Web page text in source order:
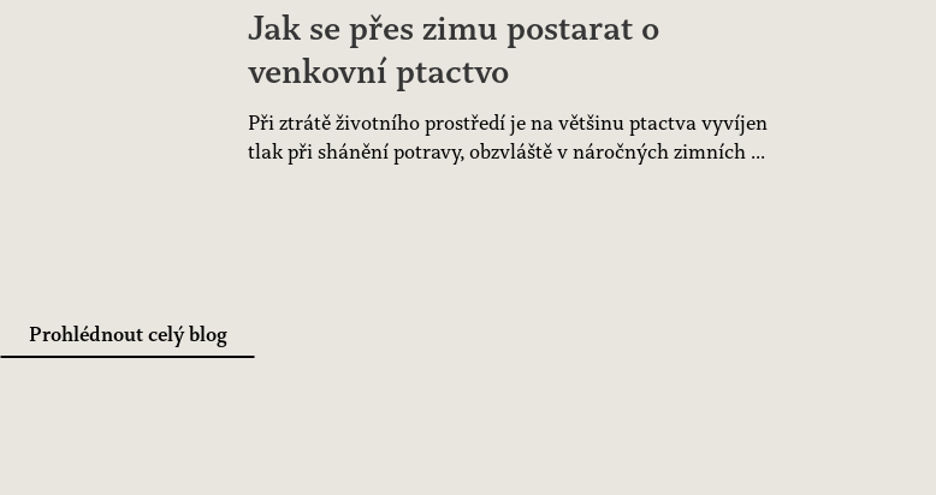
Jak se přes zimu postarat o
venkovní ptactvo
Při ztrátě životního prostředí je na většinu ptactva vyvíjen
tlak při shánění potravy, obzvláště v náročných zimních ...
Prohlédnout celý blog